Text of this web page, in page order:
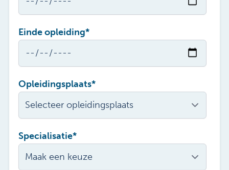
Einde opleiding*
Opleidingsplaats*
Specialisatie*